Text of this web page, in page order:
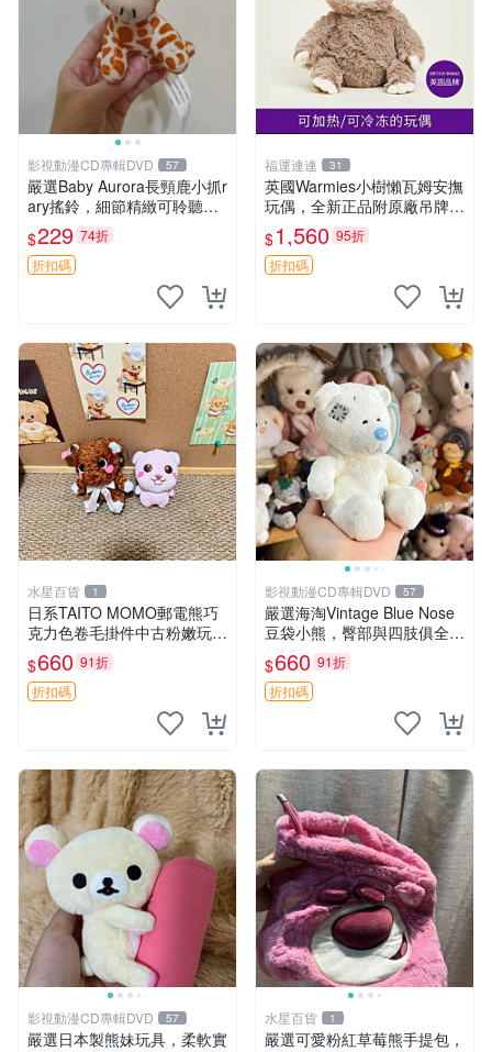
影視動漫CD專輯DVD 57
嚴選Baby Aurora長頸鹿小抓r
ary搖鈴，細節精緻可聆聽清
脆鈴音 軟萌可愛 定制紀念 金
屬搖鈴 新手媽咪推薦 長頸鹿
抓rary 搖鈴
$229 74折
折扣碼
福運連連 31
英國Warmies小樹懶瓦姆安撫
玩偶，全新正品附原廠吊牌與
防塵袋，內藏薰衣草可加熱，
適合各個年齡層，冷暖兩用享
受抱抱樂趣，不容錯過嚴選好
$1,560 95折
折扣碼
水星百貨 1
日系TAITO MOMO郵電熊巧
克力色卷毛掛件中古粉嫩玩偶
微瑕推薦 postpet momo 郵
電熊 中古玩偶
$660 91折
折扣碼
影視動漫CD專輯DVD 57
嚴選海淘Vintage Blue Nose
豆袋小熊，臀部與四肢俱全，
坐高11公分，附原盒與吊牌
收藏。藍鼻子小熊，值得擁有
玩具 憶熊
$660 91折
折扣碼
影視動漫CD專輯DVD 57
嚴選日本製熊妹玩具，柔軟實
水星百貨 1
嚴選可愛粉紅草莓熊手提包，